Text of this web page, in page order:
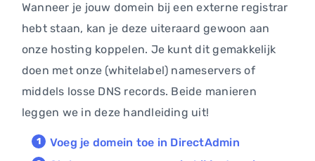
Wanneer je jouw domein bij een externe registrar
hebt staan, kan je deze uiteraard gewoon aan
onze hosting koppelen. Je kunt dit gemakkelijk
doen met onze (whitelabel) nameservers of
middels losse DNS records. Beide manieren
leggen we in deze handleiding uit!
Voeg je domein toe in DirectAdmin